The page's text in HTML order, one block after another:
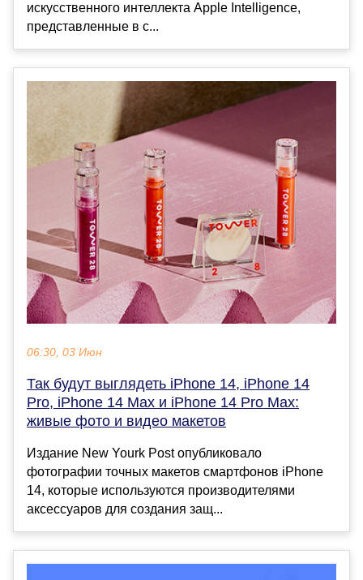
искусственного интеллекта Apple Intelligence,
представленные в с...
06:30, 03 Июн
Так будут выглядеть iPhone 14, iPhone 14
Pro, iPhone 14 Max и iPhone 14 Pro Max:
живые фото и видео макетов
Издание New Yourk Post опубликовало
фотографии точных макетов смартфонов iPhone
14, которые используются производителями
аксессуаров для создания защ...